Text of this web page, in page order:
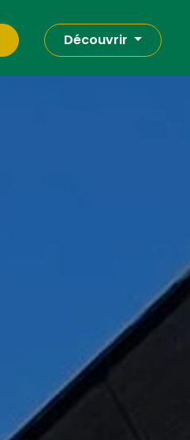
Découvrir